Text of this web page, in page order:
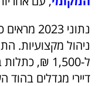
ל-1,500 ₪,